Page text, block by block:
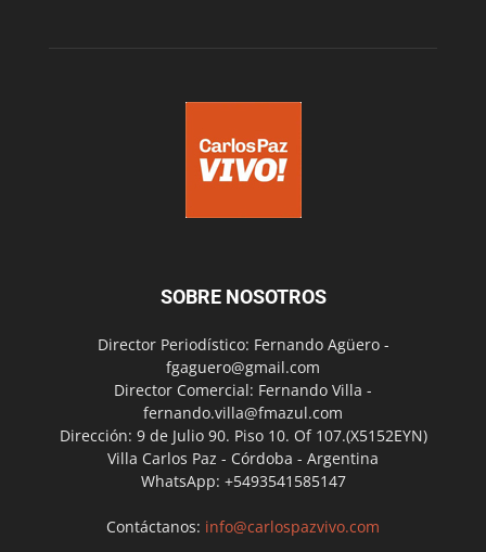
SOBRE NOSOTROS
Director Periodístico: Fernando Agüero -
fgaguero@gmail.com
Director Comercial: Fernando Villa -
fernando.villa@fmazul.com
Dirección: 9 de Julio 90. Piso 10. Of 107.(X5152EYN)
Villa Carlos Paz - Córdoba - Argentina
WhatsApp: +5493541585147
Contáctanos: info@carlospazvivo.com